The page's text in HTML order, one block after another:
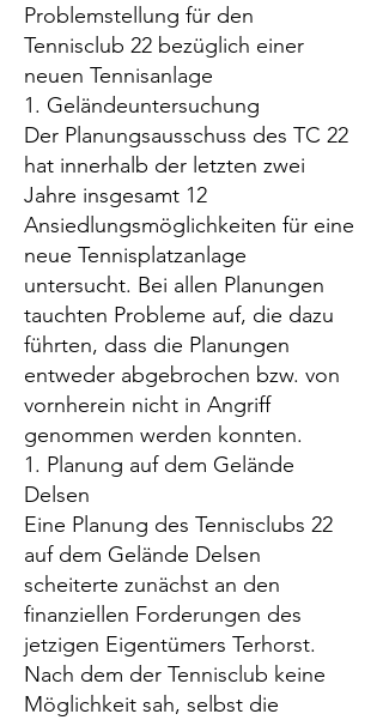
Problemstellung für den
Tennisclub 22 bezüglich einer
neuen Tennisanlage
1. Geländeuntersuchung
Der Planungsausschuss des TC 22
hat innerhalb der letzten zwei
Jahre insgesamt 12
Ansiedlungsmöglichkeiten für eine
neue Tennisplatzanlage
untersucht. Bei allen Planungen
tauchten Probleme auf, die dazu
führten, dass die Planungen
entweder abgebrochen bzw. von
vornherein nicht in Angriff
genommen werden konnten.
1. Planung auf dem Gelände
Delsen
Eine Planung des Tennisclubs 22
auf dem Gelände Delsen
scheiterte zunächst an den
finanziellen Forderungen des
jetzigen Eigentümers Terhorst.
Nach dem der Tennisclub keine
Möglichkeit sah, selbst die